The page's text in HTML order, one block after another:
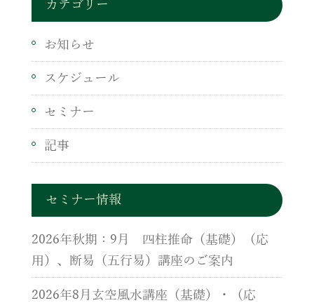
カテゴリー
お知らせ
スケジュール
セミナー
記事
セミナー情報
2026年秋期：9月 四柱推命（基礎）（応
用）、断易（五行易）講座のご案内
2026年8月玄空風水講座（基礎）・（応